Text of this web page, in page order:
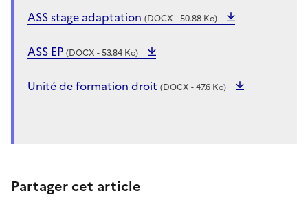
ASS stage adaptation (DOCX - 50.88 Ko)
ASS EP (DOCX - 53.84 Ko)
Unité de formation droit (DOCX - 47.6 Ko)
Partager cet article